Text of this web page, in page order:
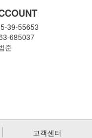
39-55653
685037
준
고객센터